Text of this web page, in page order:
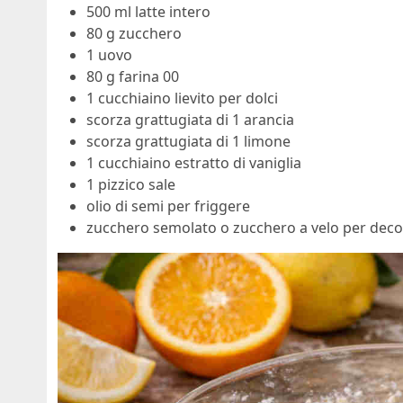
500 ml latte intero
80 g zucchero
1 uovo
80 g farina 00
1 cucchiaino lievito per dolci
scorza grattugiata di 1 arancia
scorza grattugiata di 1 limone
1 cucchiaino estratto di vaniglia
1 pizzico sale
olio di semi per friggere
zucchero semolato o zucchero a velo per